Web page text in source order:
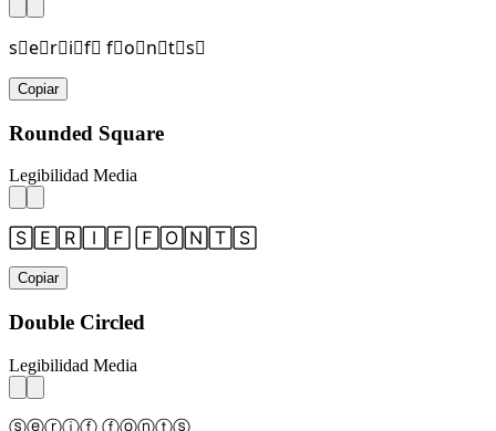
s⃞e⃞r⃞i⃞f⃞ f⃞o⃞n⃞t⃞s⃞
Copiar
Rounded Square
Legibilidad Media
🅂🄴🅁🄸🄵 🄵🄾🄽🅃🅂
Copiar
Double Circled
Legibilidad Media
ⓢⓔⓡⓘⓕ ⓕⓞⓝⓣⓢ